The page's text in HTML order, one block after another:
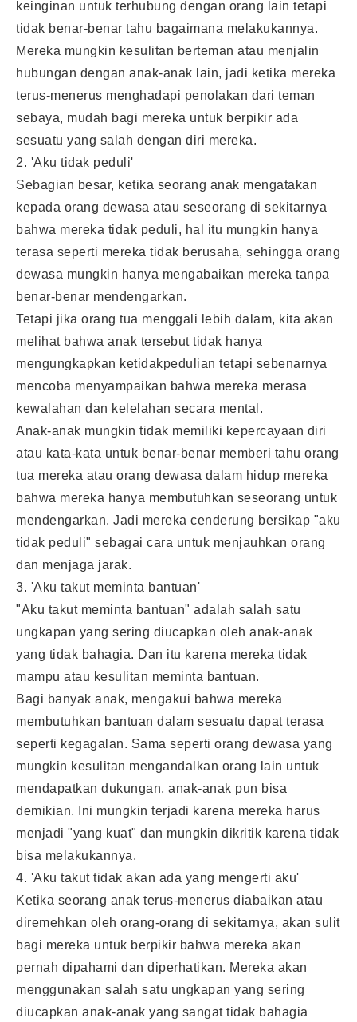
keinginan untuk terhubung dengan orang lain tetapi
tidak benar-benar tahu bagaimana melakukannya.
Mereka mungkin kesulitan berteman atau menjalin
hubungan dengan anak-anak lain, jadi ketika mereka
terus-menerus menghadapi penolakan dari teman
sebaya, mudah bagi mereka untuk berpikir ada
sesuatu yang salah dengan diri mereka.
2. 'Aku tidak peduli'
Sebagian besar, ketika seorang anak mengatakan
kepada orang dewasa atau seseorang di sekitarnya
bahwa mereka tidak peduli, hal itu mungkin hanya
terasa seperti mereka tidak berusaha, sehingga orang
dewasa mungkin hanya mengabaikan mereka tanpa
benar-benar mendengarkan.
Tetapi jika orang tua menggali lebih dalam, kita akan
melihat bahwa anak tersebut tidak hanya
mengungkapkan ketidakpedulian tetapi sebenarnya
mencoba menyampaikan bahwa mereka merasa
kewalahan dan kelelahan secara mental.
Anak-anak mungkin tidak memiliki kepercayaan diri
atau kata-kata untuk benar-benar memberi tahu orang
tua mereka atau orang dewasa dalam hidup mereka
bahwa mereka hanya membutuhkan seseorang untuk
mendengarkan. Jadi mereka cenderung bersikap "aku
tidak peduli" sebagai cara untuk menjauhkan orang
dan menjaga jarak.
3. 'Aku takut meminta bantuan'
"Aku takut meminta bantuan" adalah salah satu
ungkapan yang sering diucapkan oleh anak-anak
yang tidak bahagia. Dan itu karena mereka tidak
mampu atau kesulitan meminta bantuan.
Bagi banyak anak, mengakui bahwa mereka
membutuhkan bantuan dalam sesuatu dapat terasa
seperti kegagalan. Sama seperti orang dewasa yang
mungkin kesulitan mengandalkan orang lain untuk
mendapatkan dukungan, anak-anak pun bisa
demikian. Ini mungkin terjadi karena mereka harus
menjadi "yang kuat" dan mungkin dikritik karena tidak
bisa melakukannya.
4. 'Aku takut tidak akan ada yang mengerti aku'
Ketika seorang anak terus-menerus diabaikan atau
diremehkan oleh orang-orang di sekitarnya, akan sulit
bagi mereka untuk berpikir bahwa mereka akan
pernah dipahami dan diperhatikan. Mereka akan
menggunakan salah satu ungkapan yang sering
diucapkan anak-anak yang sangat tidak bahagia